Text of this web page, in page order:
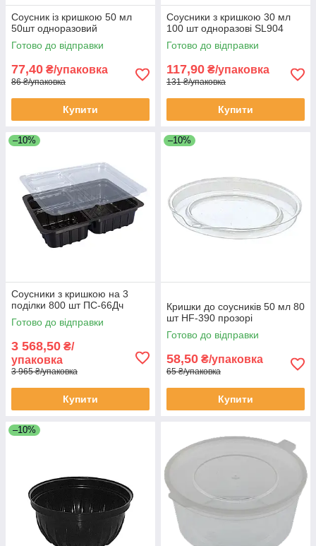
Соусник із кришкою 50 мл
50шт одноразовий
Готово до відправки
77,40 ₴/упаковка
86 ₴/упаковка
Купити
Соусники з кришкою 30 мл
100 шт одноразові SL904
Готово до відправки
117,90 ₴/упаковка
131 ₴/упаковка
Купити
–10%
Соусники з кришкою на 3
поділки 800 шт ПС-66Дч
Готово до відправки
3 568,50 ₴/
упаковка
3 965 ₴/упаковка
Купити
–10%
Кришки до соусників 50 мл 80
шт HF-390 прозорі
Готово до відправки
58,50 ₴/упаковка
65 ₴/упаковка
Купити
–10%